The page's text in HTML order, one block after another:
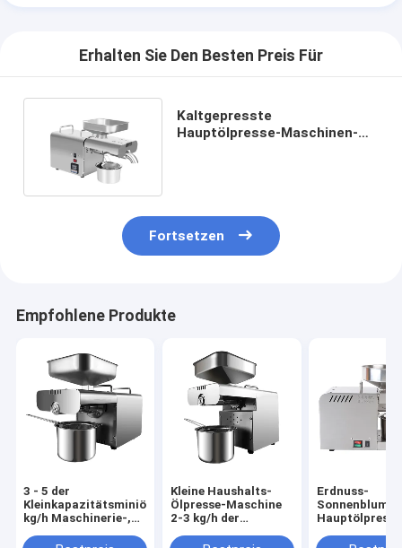
Erhalten Sie Den Besten Preis Für
Kaltgepresste
Hauptölpresse-Maschinen-
Fortsetzen
Empfohlene Produkte
3 - 5 der
Kleinkapazitätsminiölmühle-
kg/h Maschinerie-,
Maschine
Kleine Haushalts-
Ölpresse-Maschine
2-3 kg/h der
460*260*360mm
Erdnuss-
6kg/H